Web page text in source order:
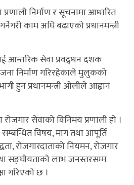
निर्माण र सूचनामा आधारित
काम अघि बढाएको प्रधानमन्त्री
आन्तरिक सेवा प्रवद्र्धन दशक
निर्माण गरिरहेकाले मुलुकको
हुन प्रधानमन्त्री ओलीले आह्वान
रोजगार सेवाको विनिमय प्रणाली हो ।
सम्बन्धित विषय, माग तथा आपूर्ति
रोजगारदाताको नियमन, रोजगार
सङ्घीयताको लाभ जनस्तरसम्म
गरिएको छ ।